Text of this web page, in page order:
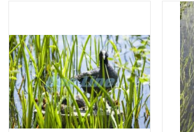
Haven
Huse, bygninger
Jagt
Jul
Kærlighed, bryllup
Kommunikation,